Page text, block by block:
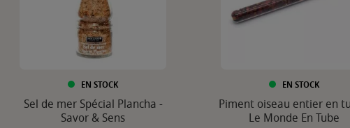
EN STOCK
Sel de mer Spécial Plancha -
Savor & Sens
EN STOCK
Piment oiseau entier en
Le Monde En Tube